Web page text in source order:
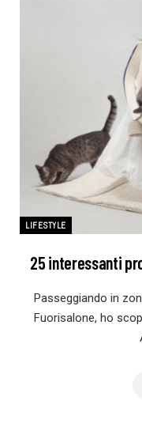
LIFESTYLE
25 interessanti
Passeggiando in
Fuorisalone, ho